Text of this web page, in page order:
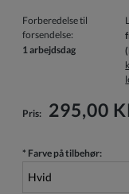
Forberedelse til
forsendelse:
1 arbejdsdag
Prisen inkluderer
Pris: 295,00
* Farve på tilbehør: